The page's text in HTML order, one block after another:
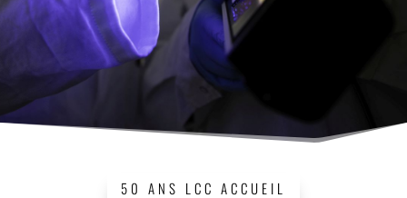
50 ANS LCC ACCUEIL